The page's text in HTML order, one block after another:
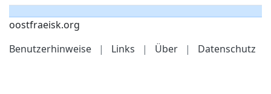
oostfraeisk.org
Benutzerhinweise
| Links | Über | Datenschutz